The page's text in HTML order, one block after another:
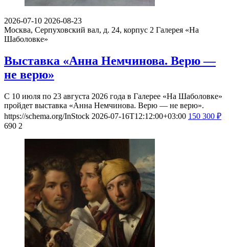
2026-07-10 2026-08-23
Москва, Серпуховский вал, д. 24, корпус 2 Галерея «На
Шаболовке»
Выставка «Анна Немчинова. Верю —
не верю»
С 10 июля по 23 августа 2026 года в Галерее «На Шаболовке»
пройдет выставка «Анна Немчинова. Верю — не верю».
https://schema.org/InStock 2026-07-16T12:12:00+03:00 150 300 ₽
690 2